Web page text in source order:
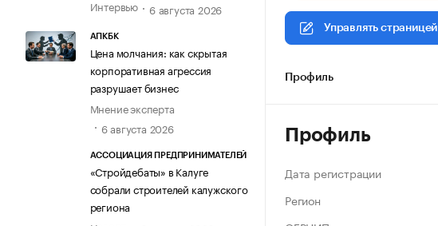
Интервью
6 августа 2026
АПКБК
Цена молчания: как скрытая
корпоративная агрессия
разрушает бизнес
Мнение эксперта
6 августа 2026
АССОЦИАЦИЯ ПРЕДПРИНИМАТЕЛЕЙ
«Стройдебаты» в Калуге
собрали строителей калужского
региона
Управлять страницей
Профиль
Профиль
Дата регистрации
Регион